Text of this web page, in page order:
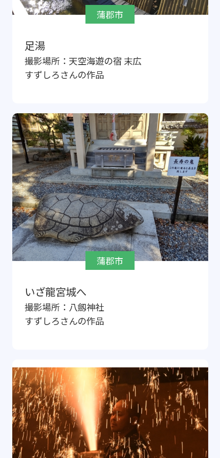
蒲郡市
足湯
撮影場所： 天空海遊の宿 末広
すずしろさんの作品
蒲郡市
いざ龍宮城へ
撮影場所： 八劔神社
すずしろさんの作品